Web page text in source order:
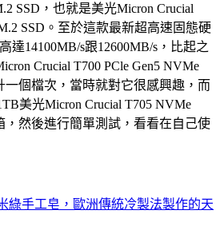
SSD，也就是美光Micron Crucial
SSD。至於這款最新超高速固態硬
達14100MB/s跟12600MB/s，比起之
Crucial T700 PCle Gen5 NVMe
一個檔次，當時就對它很感興趣，而
美光Micron Crucial T705 NVMe
，然後進行簡單測試，看看在自己使
綠手工皂，歐洲傳統冷製法製作的天